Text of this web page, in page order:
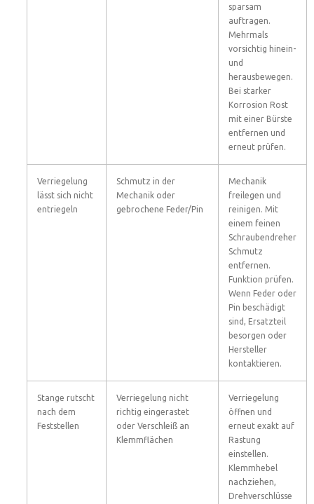
sparsam
auftragen.
Mehrmals
vorsichtig hinein-
und
herausbewegen.
Bei starker
Korrosion Rost
mit einer Bürste
entfernen und
erneut prüfen.
Verriegelung
lässt sich nicht
entriegeln
Schmutz in der
Mechanik oder
gebrochene Feder/Pin
Mechanik
freilegen und
reinigen. Mit
einem feinen
Schraubendreher
Schmutz
entfernen.
Funktion prüfen.
Wenn Feder oder
Pin beschädigt
sind, Ersatzteil
besorgen oder
Hersteller
kontaktieren.
Stange rutscht
nach dem
Feststellen
Verriegelung nicht
richtig eingerastet
oder Verschleiß an
Klemmflächen
Verriegelung
öffnen und
erneut exakt auf
Rastung
einstellen.
Klemmhebel
nachziehen,
Drehverschlüsse